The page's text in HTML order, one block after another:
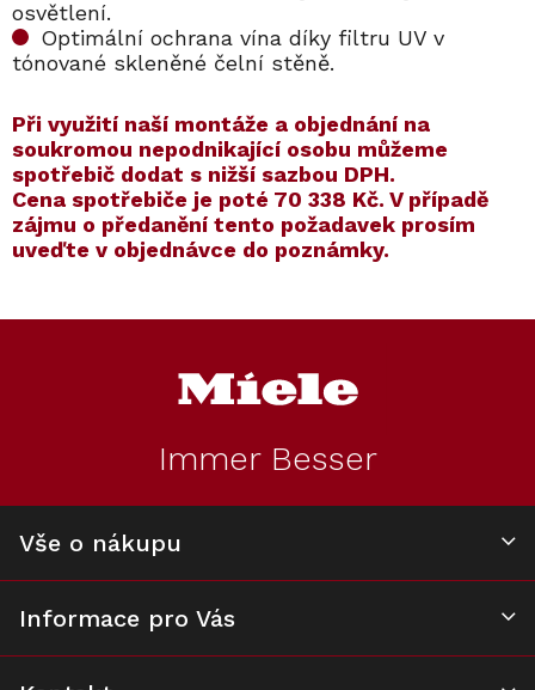
osvětlení.
Optimální ochrana vína díky filtru UV v
tónované skleněné čelní stěně.
​​Při využití naší montáže a objednání na
soukromou nepodnikající osobu můžeme
spotřebič dodat s nižší sazbou DPH.
Cena spotřebiče je poté 70 338 Kč. V případě
zájmu o předanění tento požadavek prosím
uveďte v objednávce do poznámky.
Vestavná vinotéka
MIELE KWT 7112
iG Béžová perleť
Na dotaz
75 990 Kč
Do košíku
Podstavná
vinotéka MIELE
Skladem
89 990 Kč
Sada utěrek Miele
MicroCloth, 3 ks
Skladem
390 Kč
Do košíku
Víceúčelová
utěrka z
mikrovlákna, 1 kus
Skladem
270 Kč
Immer Besser
Vše o nákupu
Informace pro Vás